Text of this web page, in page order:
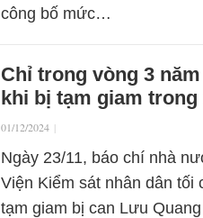
công bố mức…
Chỉ trong vòng 3
khi bị tạm giam trong
01/12/2024 |
Ngày 23/11, báo chí nhà
Viện Kiểm sát nhân dân tối
tạm giam bị can Lưu